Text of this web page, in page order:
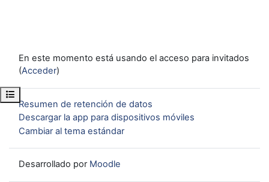
Abrir índice del curso
En este momento está usando el acceso para invitados
(Acceder)
Resumen de retención de datos
Descargar la app para dispositivos móviles
Cambiar al tema estándar
Desarrollado por Moodle